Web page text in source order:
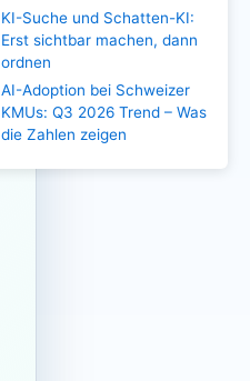
KI-Suche und Schatten-KI:
Erst sichtbar machen, dann
ordnen
AI-Adoption bei Schweizer
KMUs: Q3 2026 Trend – Was
die Zahlen zeigen